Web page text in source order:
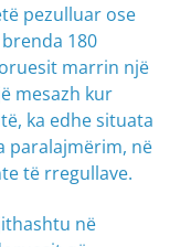
pezulluar ose
180
marrin një
mesazh kur
ka edhe situata
paralajmërim, në
të rregullave.
në